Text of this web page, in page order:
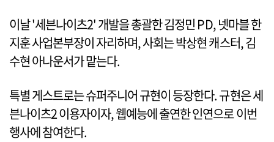
이날 '세븐나이츠2' 개발을 총괄한 김정민 PD, 넷마블 한
지훈 사업본부장이 자리하며, 사회는 박상현 캐스터, 김
수현 아나운서가 맡는다.
특별 게스트로는 슈퍼주니어 규현이 등장한다. 규현은 세
븐나이츠2 이용자이자, 웹예능에 출연한 인연으로 이번
행사에 참여한다.